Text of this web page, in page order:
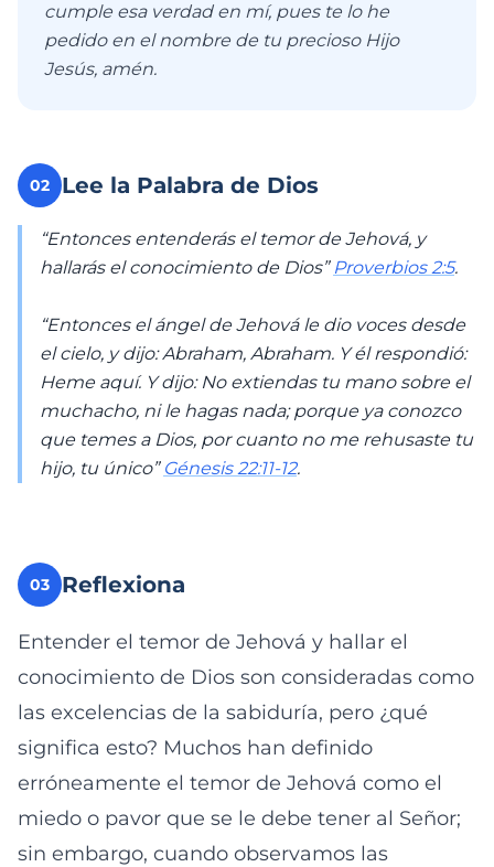
cumple esa verdad en mí, pues te lo he
pedido en el nombre de tu precioso Hijo
Jesús, amén.
02 Lee la Palabra de Dios
“Entonces entenderás el temor de Jehová, y
hallarás el conocimiento de Dios” Proverbios 2:5.
“Entonces el ángel de Jehová le dio voces desde
el cielo, y dijo: Abraham, Abraham. Y él respondió:
Heme aquí. Y dijo: No extiendas tu mano sobre el
muchacho, ni le hagas nada; porque ya conozco
que temes a Dios, por cuanto no me rehusaste tu
hijo, tu único” Génesis 22:11-12.
03 Reflexiona
Entender el temor de Jehová y hallar el
conocimiento de Dios son consideradas como
las excelencias de la sabiduría, pero ¿qué
significa esto? Muchos han definido
erróneamente el temor de Jehová como el
miedo o pavor que se le debe tener al Señor;
sin embargo, cuando observamos las